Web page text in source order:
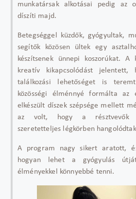
munkatársak alkotásai pedig az
díszíti majd.
Betegséggel küzdők, gyógyultak,
segítők közösen ültek egy
készítsenek ünnepi koszorúkat. A
kreatív kikapcsolódást jelentett,
találkozási lehetőséget is
közösségi élménnyé formálta
elkészült díszek szépsége mellett
az volt, hogy a résztvevők
szeretetteljes légkörben
A program nagy sikert aratott,
hogyan lehet a gyógyulás
élményekkel könnyebbé tenni.